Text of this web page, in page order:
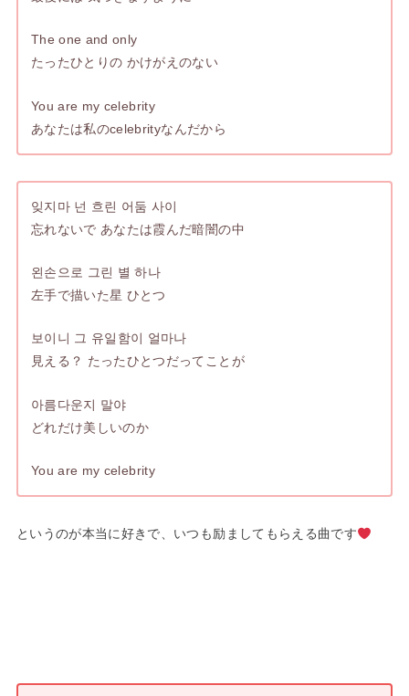
The one and only
たったひとりの かけがえのない
You are my celebrity
あなたは私のcelebrityなんだから
잊지마 넌 흐린 어둠 사이
忘れないで あなたは霞んだ暗闇の中
왼손으로 그린 별 하나
左手で描いた星 ひとつ
보이니 그 유일함이 얼마나
見える？ たったひとつだってことが
아름다운지 말야
どれだけ美しいのか
You are my celebrity
というのが本当に好きで、いつも励ましてもらえる曲です